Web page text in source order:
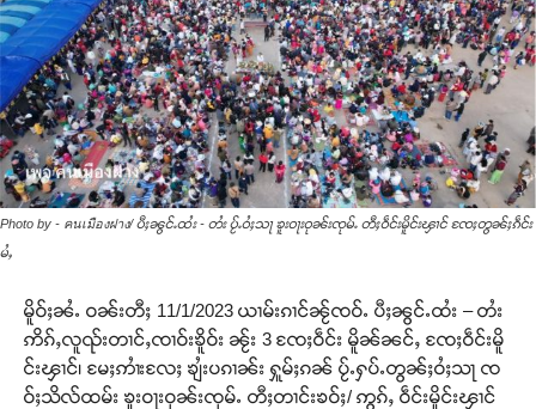
Photo by - คนเมืองฝาง/ ပီႈၼွင်ႉထႆး - တႆး ပႂ်ႉဝႆႈသႃ ၶူးဝႃးဝုၼ်းၸုမ်ႉ တီႈဝဵင်းမိူင်းၾၢင် ၸႄႈတွၼ်ႈၵဵင်း
မႆႇ
မိူဝ်ႈၼႆႉ ဝၼ်းတီႈ 11/1/2023 ယၢမ်းၵၢင်ၼႂ်ၸဝ်ႉ ပီႈၼွင်ႉထႆး – တႆး
ဢိၵ်ႇလူၺ်းတၢင်ႇၸၢဝ်းၶိူဝ်း ၼႂ်း 3 ၸႄႈဝဵင်း မိူၼ်ၼင်ႇ ၸႄႈဝဵင်းမိူ
င်းၾၢင်၊ မႄႈဢၢႆးလႄႈ ၶျႆးပၵၢၼ်း ႁူမ်ႈၵၼ် ပႂ်ႉႁပ်ႉတွၼ်ႈဝႆႈသႃ ၸ
ဝ်ႈသိလ်ထမ်း ၶူးဝႃးဝုၼ်းၸုမ်ႉ တီႈတၢင်းၶဝ်ႈ/ ဢွၵ်ႇ ဝဵင်းမိူင်းၾၢင်